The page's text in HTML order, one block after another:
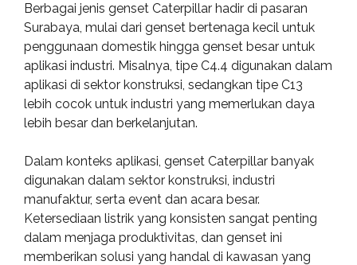
Berbagai jenis genset Caterpillar hadir di pasaran
Surabaya, mulai dari genset bertenaga kecil untuk
penggunaan domestik hingga genset besar untuk
aplikasi industri. Misalnya, tipe C4.4 digunakan dalam
aplikasi di sektor konstruksi, sedangkan tipe C13
lebih cocok untuk industri yang memerlukan daya
lebih besar dan berkelanjutan.
Dalam konteks aplikasi, genset Caterpillar banyak
digunakan dalam sektor konstruksi, industri
manufaktur, serta event dan acara besar.
Ketersediaan listrik yang konsisten sangat penting
dalam menjaga produktivitas, dan genset ini
memberikan solusi yang handal di kawasan yang